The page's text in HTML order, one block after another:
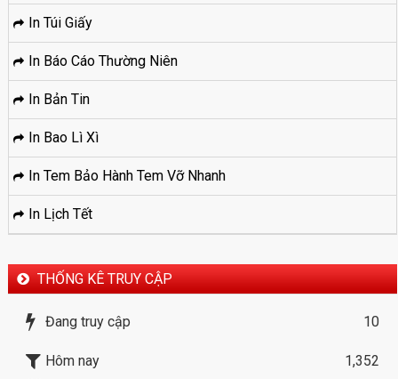
In Túi Giấy
In Báo Cáo Thường Niên
In Bản Tin
In Bao Lì Xì
In Tem Bảo Hành Tem Vỡ Nhanh
In Lịch Tết
THỐNG KÊ TRUY CẬP
Đang truy cập 10
Hôm nay
1,352